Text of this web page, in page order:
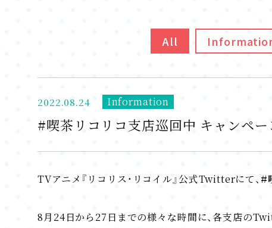
All
2022.08.24 Information
#喫茶リコリコ支店巡回中 キャンペー
TVアニメ『リコリス・リコイル』公式Twitterにて、 #
8月24日から27日までの様々な時間に、各支店の